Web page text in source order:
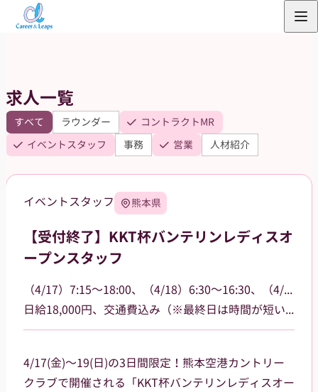
キ
ッ
プ
求人一覧
すべて ラウンダー
コントラクトMR
イベントスタッフ
事務 営業 人材紹介
イベントスタッフ 熊本県
【受付終了】KKT杯バンテリンレディスオ
ープンスタッフ
（4/17）7:15～18:00、（4/18）6:30～16:30、（4/19）6:30～15:00
日給18,000円、交通費込み（※最終日は時間が短いため16,000円）
4/17(金)～19(日)の3日間限定！熊本空港カントリー
クラブで開催される「KKT杯バンテリンレディスオー